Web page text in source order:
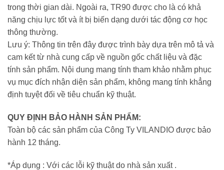
trong thời gian dài. Ngoài ra, TR90 được cho là có khả
năng chịu lực tốt và ít bị biến dạng dưới tác động cơ học
thông thường.
Lưu ý: Thông tin trên đây được trình bày dựa trên mô tả và
cam kết từ nhà cung cấp về nguồn gốc chất liệu và đặc
tính sản phẩm. Nội dung mang tính tham khảo nhằm phục
vụ mục đích nhận diện sản phẩm, không mang tính khẳng
định tuyệt đối về tiêu chuẩn kỹ thuật.
QUY ĐỊNH BẢO HÀNH SẢN PHẨM:
Toàn bộ các sản phẩm của Công Ty VILANDIO được bảo
hành 12 tháng.
*Áp dụng : Với các lỗi kỹ thuật do nhà sản xuất .